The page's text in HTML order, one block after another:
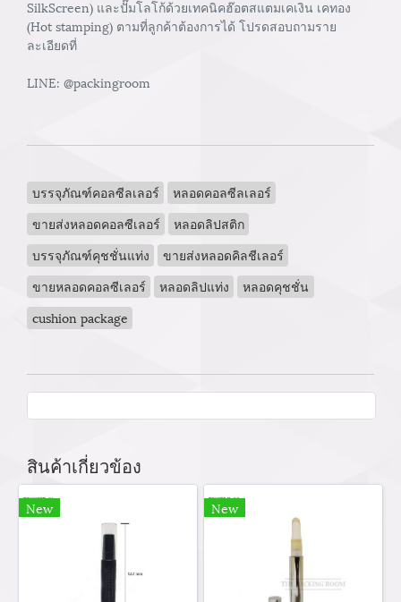
SilkScreen) และปั๊มโลโก้ด้วยเทคนิคฮ๊อตสแตมเคเงิน เคทอง
(Hot stamping) ตามที่ลูกค้าต้องการได้ โปรดสอบถามราย
ละเอียดที่
LINE: @packingroom
บรรจุภัณฑ์คอลซีลเลอร์
หลอดคอลซีลเลอร์
ขายส่งหลอดคอลซีเลอร์
หลอดลิปสติก
บรรจุภัณฑ์คุชชั่นแท่ง
ขายส่งหลอดคิลชีเลอร์
ขายหลอดคอลซีเลอร์
หลอดลิปแท่ง
หลอดคุชชั่น
cushion package
สินค้าเกี่ยวข้อง
New New